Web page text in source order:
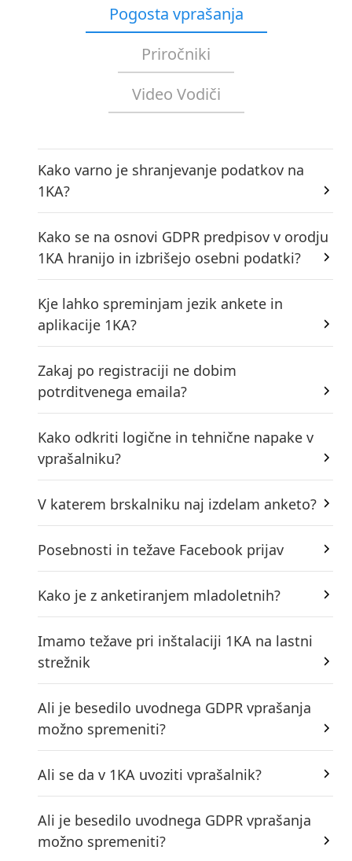
Pogosta vprašanja
Priročniki
Video Vodiči
Kako varno je shranjevanje podatkov na
1KA?
Kako se na osnovi GDPR predpisov v orodju
1KA hranijo in izbrišejo osebni podatki?
Kje lahko spreminjam jezik ankete in
aplikacije 1KA?
Zakaj po registraciji ne dobim
potrditvenega emaila?
Kako odkriti logične in tehnične napake v
vprašalniku?
V katerem brskalniku naj izdelam anketo?
Posebnosti in težave Facebook prijav
Kako je z anketiranjem mladoletnih?
Imamo težave pri inštalaciji 1KA na lastni
strežnik
Ali je besedilo uvodnega GDPR vprašanja
možno spremeniti?
Ali se da v 1KA uvoziti vprašalnik?
Ali je besedilo uvodnega GDPR vprašanja
možno spremeniti?